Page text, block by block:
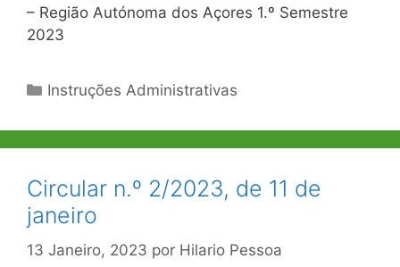
– Região Autónoma dos Açores 1.º Semestre
2023
Categorias
Instruções Administrativas
Circular n.º 2/2023, de 11 de
janeiro
13 Janeiro, 2023 por Hilario Pessoa